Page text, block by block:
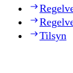
Tilsyn